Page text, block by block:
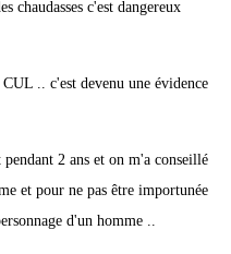
chaudasses c'est dangereux
.. c'est devenu une évidence
2 ans et on m'a conseillé
et pour ne pas être importunée
d'un homme ..